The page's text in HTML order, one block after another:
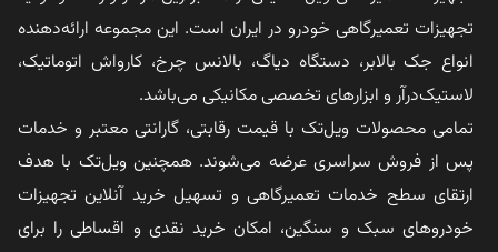
تجهیزات تعمیرگاهی خودرو در ایران است. این مجموعه ارائه‌دهنده
انواع جک بالابر، دستگاه دیاگ، بالانس چرخ، کارواش اتوماتیک،
لاستیک‌درآر و ابزارهای تخصصی مکانیکی می‌باشد.
تمامی محصولات ویل‌تک با قیمت رقابتی، گارانتی معتبر و خدمات
پس از فروش سراسری عرضه می‌شوند. همچنین ویل‌تک با هدف
ارتقای سطح خدمات تعمیرگاهی و تسهیل خرید آنلاین تجهیزات
خودروهای سبک و سنگین، امکان خرید نقدی و اقساطی را برای